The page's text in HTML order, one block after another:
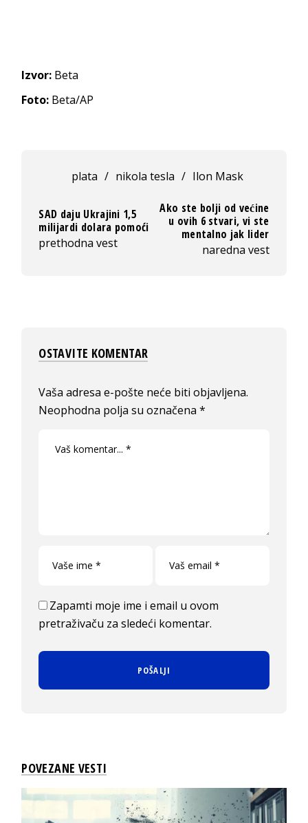
Izvor: Beta
Foto: Beta/AP
plata / nikola tesla / Ilon Mask
SAD daju Ukrajini 1,5
milijardi dolara pomoći
prethodna vest
Ako ste bolji od većine
u ovih 6 stvari, vi ste
mentalno jak lider
naredna vest
OSTAVITE KOMENTAR
Vaša adresa e-pošte neće biti objavljena.
Neophodna polja su označena*
Zapamti moje ime i email u ovom
pretraživaču za sledeći komentar.
POVEZANE VESTI